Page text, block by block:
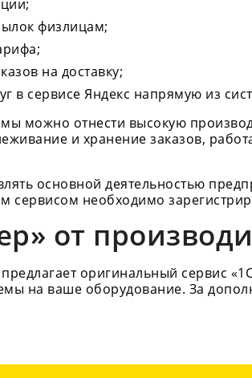
физлицам;
на доставку;
в сервисе Яндекс напрямую из
можно отнести высокую
и хранение заказов,
основной деятельностью
сервисом необходимо
от
оригинальный сервис
на ваше оборудование. За